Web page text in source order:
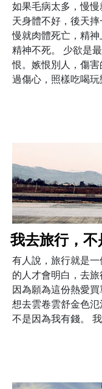
如果毛病太多，慢
天身體不好，後天
慢就肉體死亡，精
精神不死。 少欲是
恨。嫉恨別人，傷
過傷心，照樣吃喝
我去旅行，
有人說，旅行就是
的人才會明白，去
因為願為這份熱愛
想去雲卷雲舒金色氾
不是因為我有錢。